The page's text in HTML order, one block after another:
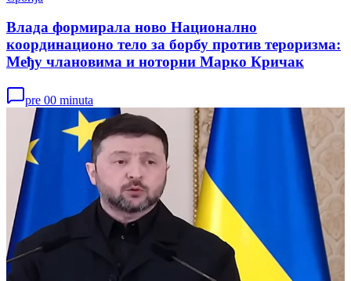
Влада формирала ново Национално
координационо тело за борбу против тероризма:
Међу члановима и ноторни Марко Кричак
pre 00 minuta